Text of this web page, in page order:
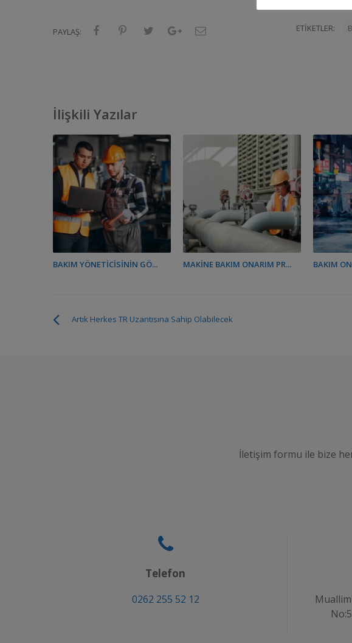
PAYLAŞ: ETIKETLER:
İlişkili Yazılar
BAKIM YÖNETICISININ GÖ... MAKINE BAKIM ONARIM PR... BAKIM
Artık Herkes TR Uzantısına Sahip Olabilecek
İletişim formu ile bize
Telefon
0262 255 52 12